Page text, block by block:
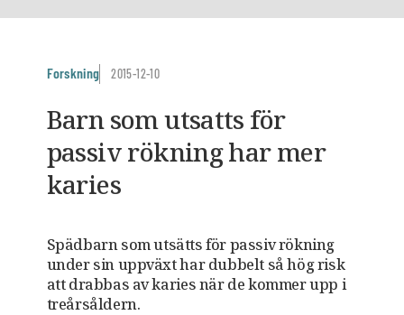
Forskning 2015-12-10
Barn som utsatts för
passiv rökning har mer
karies
Spädbarn som utsätts för passiv rökning
under sin uppväxt har dubbelt så hög risk
att drabbas av karies när de kommer upp i
treårsåldern.